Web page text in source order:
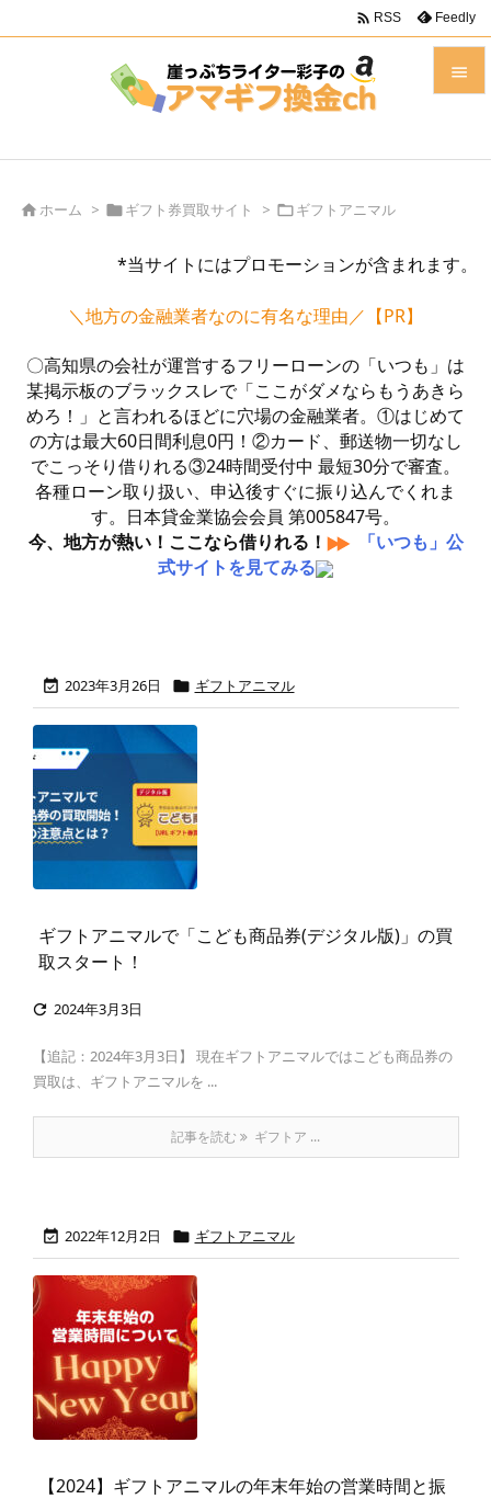

次へ
 RSS Feedly
ホーム > ギフト券買取サイト > ギフトアニマル
*当サイトにはプロモーションが含まれます。
＼地方の金融業者なのに有名な理由／【PR】
〇高知県の会社が運営するフリーローンの「いつも」は
某掲示板のブラックスレで「ここがダメならもうあきら
めろ！」と言われるほどに穴場の金融業者。①はじめて
の方は最大60日間利息0円！②カード、郵送物一切なし
でこっそり借りれる③24時間受付中 最短30分で審査。
各種ローン取り扱い、申込後すぐに振り込んでくれま
す。日本貸金業協会会員 第005847号。
今、地方が熱い！ここなら借りれる！
「いつも」公
式サイトを見てみる
 2023年3月26日  ギフトアニマル
ギフトアニマルで「こども商品券(デジタル版)」の買
取スタート！
 2024年3月3日
【追記：2024年3月3日】 現在ギフトアニマルではこども商品券の
買取は、ギフトアニマルを ...
記事を読む ギフトア ...
 2022年12月2日  ギフトアニマル
【2024】ギフトアニマルの年末年始の営業時間と振